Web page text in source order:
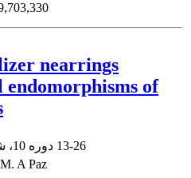
nearrings
of
13-26
S. Butzman؛ G. A. Cannon؛ M. A Paz